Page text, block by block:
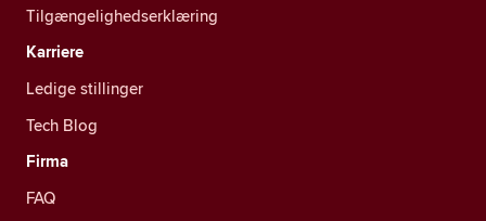
Tilgængelighedserklæring
Karriere
Ledige stillinger
Tech Blog
Firma
FAQ